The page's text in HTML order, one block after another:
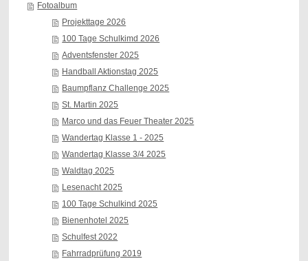
Fotoalbum
Projekttage 2026
100 Tage Schulkimd 2026
Adventsfenster 2025
Handball Aktionstag 2025
Baumpflanz Challenge 2025
St. Martin 2025
Marco und das Feuer Theater 2025
Wandertag Klasse 1 - 2025
Wandertag Klasse 3/4 2025
Waldtag 2025
Lesenacht 2025
100 Tage Schulkind 2025
Bienenhotel 2025
Schulfest 2022
Fahrradprüfung 2019